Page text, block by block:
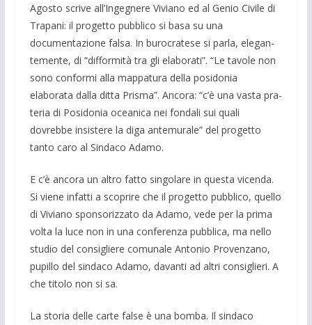
Agosto scrive all’Ingegnere Vi­viano ed al Genio Civile di
Trapani: il pro­getto pubblico si basa su una
documentaz­ione falsa. In burocratese si parla, elegan­
temente, di “difformità tra gli ela­borati”. “Le tavole non
sono conformi alla mappa­tura della posidonia
elaborata dalla ditta Prisma”. Ancora: “c’è una vasta pra­
teria di Posidonia oceanica nei fondali sui quali
dovrebbe insistere la diga antemura­le” del progetto
tanto caro al Sindaco Adamo.
E c’è ancora un altro fatto singolare in questa vicenda.
Si viene infatti a scoprire che il progetto pubblico, quello
di Viviano sponsorizzato da Adamo, vede per la pri­ma
volta la luce non in una conferenza pubblica, ma nello
studio del consigliere comunale Antonio Provenzano,
pupillo del sindaco Adamo, davanti ad altri consiglier­i. A
che titolo non si sa.
La storia delle carte false è una bomba. Il sindaco